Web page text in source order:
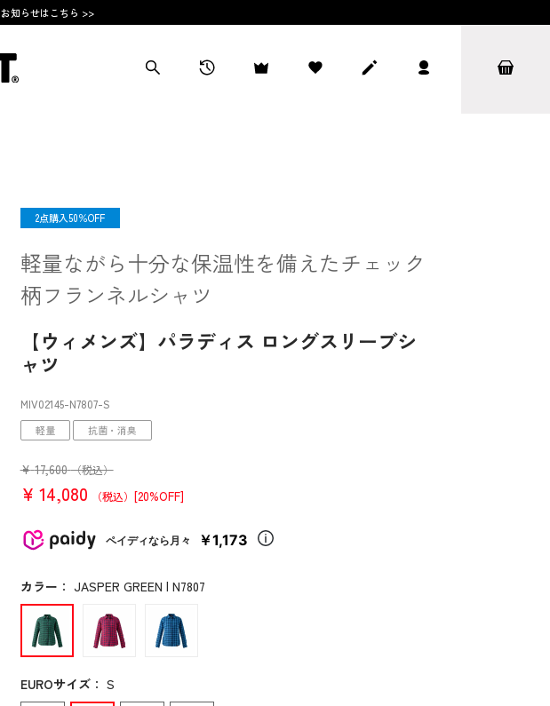
お知らせはこちら >>
軽量ながら十分な保温性を備えたチェック
柄フランネルシャツ
【ウィメンズ】パラディス ロングスリーブシ
ャツ
MIV02145-N7807-S
OUTLET
軽量 抗菌・消臭
2点購入50％OFF
¥ 17,600 （税込）
¥ 14,080 （税込） [20%OFF]
ペイディなら月々 ￥1,173
カラー ： JASPER GREEN | N7807
EUROサイズ： S